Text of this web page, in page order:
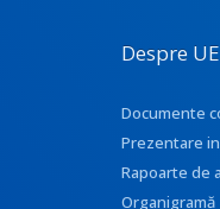
Despre
Documente
Prezentare
Rapoarte de
Organigramă